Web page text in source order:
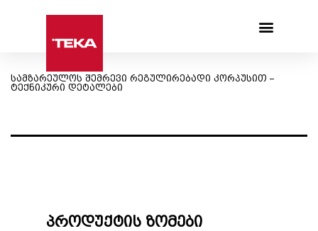
სამზარეულოს შემრევი რეგულირებადი კორპუსით –
ტექნიკური დეტალები
პროდუქტის ზომები